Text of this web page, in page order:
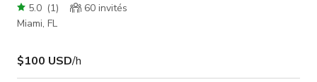
5.0 (1) 60 invités
Miami, FL
$100 USD/h